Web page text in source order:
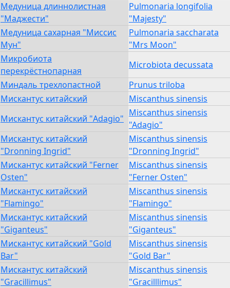
Медуница длиннолистная
"Маджести"
Pulmonaria longifolia
"Majestу"
Медуница сахарная "Миссис
Мун"
Pulmonaria saccharata
"Mrs Moon"
Микробиота
перекрёстнопарная
Microbiota decussata
Миндаль трехлопастной
Prunus triloba
Мискантус китайский
Miscanthus sinensis
Мискантус китайский "Adagio"
Miscanthus sinensis
"Adagio"
Мискантус китайский
"Dronning Ingrid"
Miscanthus sinensis
"Dronning Ingrid"
Мискантус китайский "Ferner
Osten"
Miscanthus sinensis
"Ferner Osten"
Мискантус китайский
"Flamingo"
Miscanthus sinensis
"Flamingo"
Мискантус китайский
"Giganteus"
Miscanthus sinensis
"Giganteus"
Мискантус китайский "Gold
Bar"
Miscanthus sinensis
"Gold Bar"
Мискантус китайский
"Gracillimus"
Miscanthus sinensis
"Gracilllimus"